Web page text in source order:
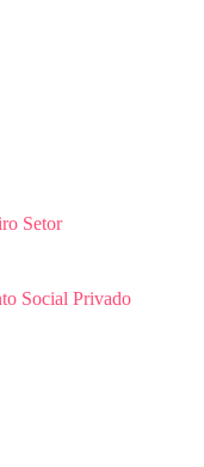
Setor